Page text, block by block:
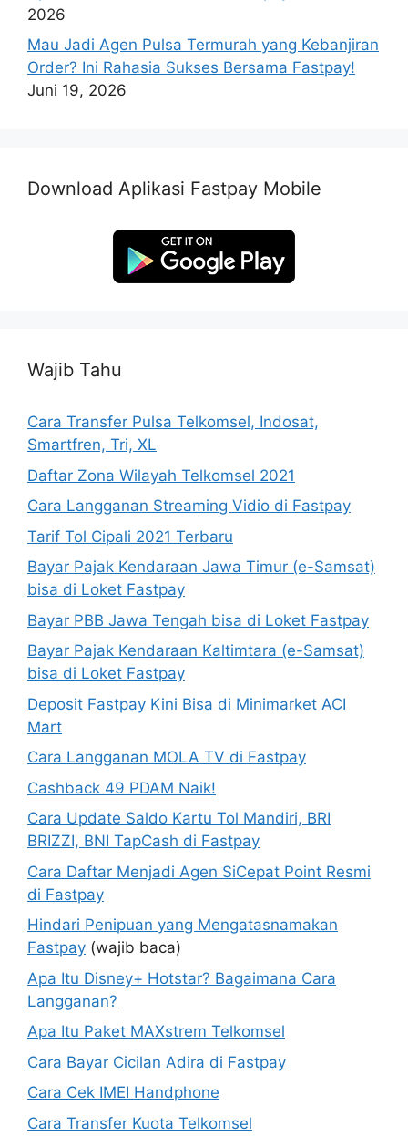
2026
Mau Jadi Agen Pulsa Termurah yang Kebanjiran
Order? Ini Rahasia Sukses Bersama Fastpay!
Juni 19, 2026
Download Aplikasi Fastpay Mobile
Wajib Tahu
Cara Transfer Pulsa Telkomsel, Indosat,
Smartfren, Tri, XL
Daftar Zona Wilayah Telkomsel 2021
Cara Langganan Streaming Vidio di Fastpay
Tarif Tol Cipali 2021 Terbaru
Bayar Pajak Kendaraan Jawa Timur (e-Samsat)
bisa di Loket Fastpay
Bayar PBB Jawa Tengah bisa di Loket Fastpay
Bayar Pajak Kendaraan Kaltimtara (e-Samsat)
bisa di Loket Fastpay
Deposit Fastpay Kini Bisa di Minimarket ACI
Mart
Cara Langganan MOLA TV di Fastpay
Cashback 49 PDAM Naik!
Cara Update Saldo Kartu Tol Mandiri, BRI
BRIZZI, BNI TapCash di Fastpay
Cara Daftar Menjadi Agen SiCepat Point Resmi
di Fastpay
Hindari Penipuan yang Mengatasnamakan
Fastpay (wajib baca)
Apa Itu Disney+ Hotstar? Bagaimana Cara
Langganan?
Apa Itu Paket MAXstrem Telkomsel
Cara Bayar Cicilan Adira di Fastpay
Cara Cek IMEI Handphone
Cara Transfer Kuota Telkomsel